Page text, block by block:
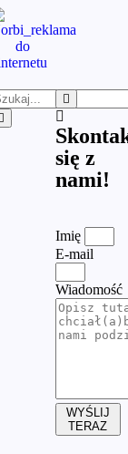
się z
nami!
Imię
E-mail
Wiadomość
WYŚLIJ
TERAZ